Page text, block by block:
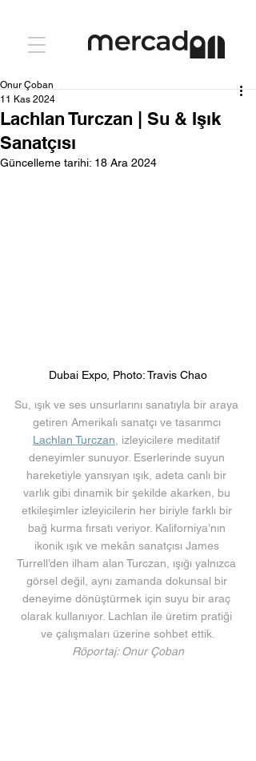
Lachlan Turczan | Su & Işık
Sanatçısı
Onur Çoban
11 Kas 2024
Güncelleme tarihi: 18 Ara 2024
Dubai Expo, Photo: Travis Chao
Su, ışık ve ses unsurlarını sanatıyla bir araya
getiren Amerikalı sanatçı ve tasarımcı
Lachlan Turczan , izleyicilere meditatif
deneyimler sunuyor. Eserlerinde suyun
hareketiyle yansıyan ışık, adeta canlı bir
varlık gibi dinamik bir şekilde akarken, bu
etkileşimler izleyicilerin her biriyle farklı bir
bağ kurma fırsatı veriyor. Kaliforniya’nın
ikonik ışık ve mekân sanatçısı James
Turrell’den ilham alan Turczan, ışığı yalnızca
görsel değil, aynı zamanda dokunsal bir
deneyime dönüştürmek için suyu bir araç
olarak kullanıyor. Lachlan ile üretim pratiği
ve çalışmaları üzerine sohbet ettik.
Röportaj: Onur Çoban